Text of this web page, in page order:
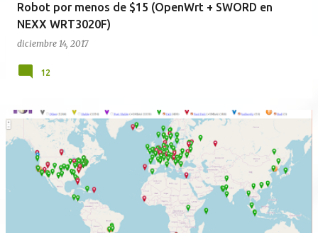
Robot por menos de $15 (OpenWrt + SWORD en
NEXX WRT3020F)
diciembre 14, 2017
12